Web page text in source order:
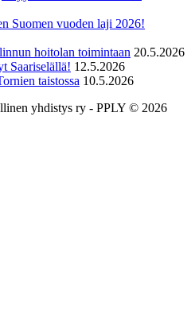
Suomen vuoden laji 2026!
hoitolan toimintaan 20.5.2026
Saariselällä! 12.5.2026
taistossa 10.5.2026
yhdistys ry - PPLY © 2026